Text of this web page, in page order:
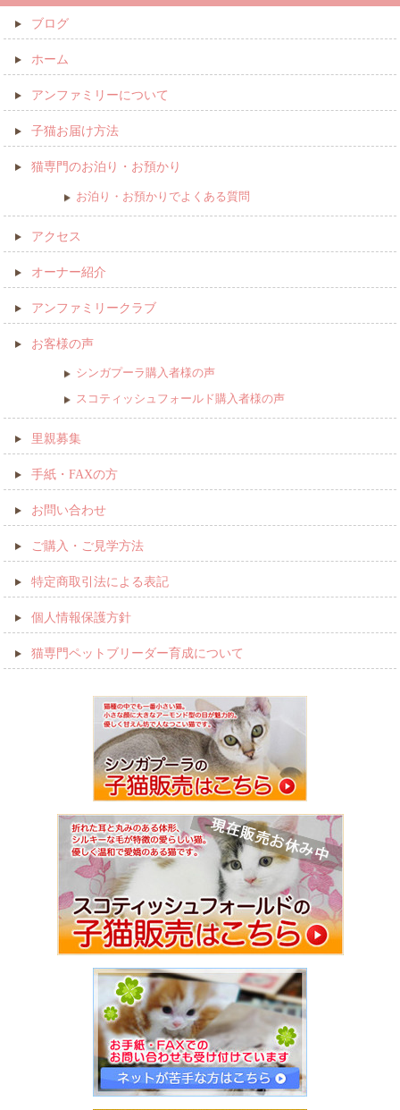
ブログ
ホーム
アンファミリーについて
子猫お届け方法
猫専門のお泊り・お預かり
お泊り・お預かりでよくある質問
アクセス
オーナー紹介
アンファミリークラブ
お客様の声
シンガプーラ購入者様の声
スコティッシュフォールド購入者様の声
里親募集
手紙・FAXの方
お問い合わせ
ご購入・ご見学方法
特定商取引法による表記
個人情報保護方針
猫専門ペットブリーダー育成について